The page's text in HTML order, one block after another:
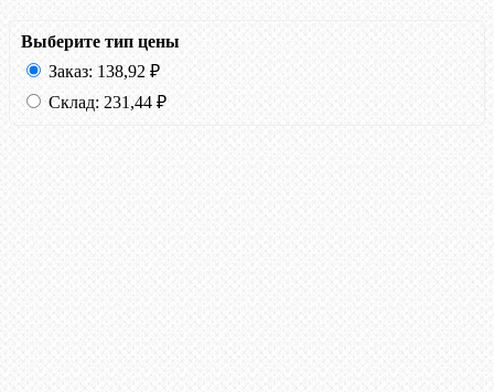
Выберите тип цены
Заказ: 138,92 ₽
Склад: 231,44 ₽